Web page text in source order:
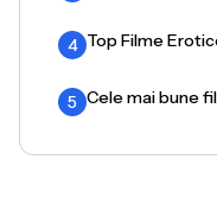
4 Top Filme
5 Cele mai bune